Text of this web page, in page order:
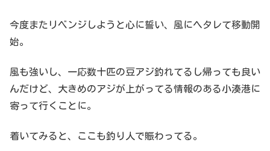
今度またリベンジしようと心に誓い、風にヘタレて移動開
始。
風も強いし、一応数十匹の豆アジ釣れてるし帰っても良い
んだけど、大きめのアジが上がってる情報のある小湊港に
寄って行くことに。
着いてみると、ここも釣り人で賑わってる。